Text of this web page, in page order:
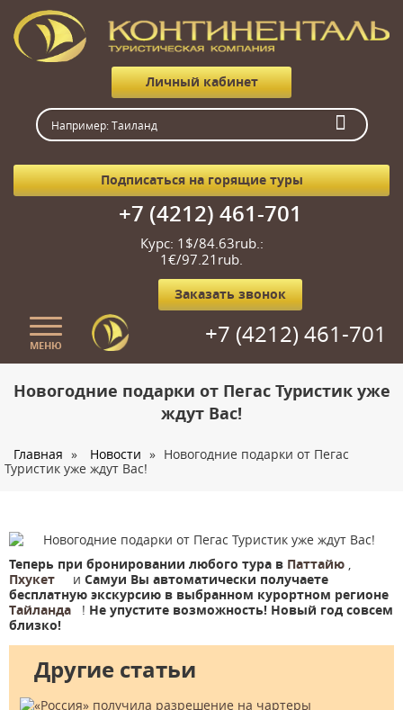
Личный кабинет
Подписаться на горящие туры
+7 (4212) 461-701
Курс: 1$/84.63rub.:
1€/97.21rub.
Заказать звонок
МЕНЮ +7 (4212) 461-701
Туры
Корпоративное обслуживание
Новости
Контакты
Новогодние подарки от Пегас Туристик уже
ждут Вас!
Главная » Новости » Новогодние подарки от Пегас
Туристик уже ждут Вас!
Теперь при бронировании любого тура в Паттайю
Пхукет
и Самуи Вы автоматически получаете
бесплатную экскурсию в выбранном курортном регионе
Тайланда
! Не упустите возможность! Новый год совсем
близко!
Другие статьи